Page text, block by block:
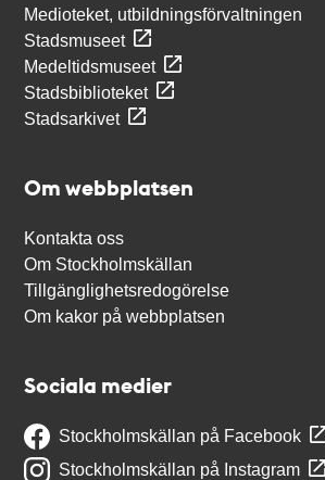
Medioteket, utbildningsförvaltningen
Stadsmuseet
Medeltidsmuseet
Stadsbiblioteket
Stadsarkivet
Om webbplatsen
Kontakta oss
Om Stockholmskällan
Tillgänglighetsredogörelse
Om kakor på webbplatsen
Sociala medier
Stockholmskällan på Facebook
Stockholmskällan på Instagram